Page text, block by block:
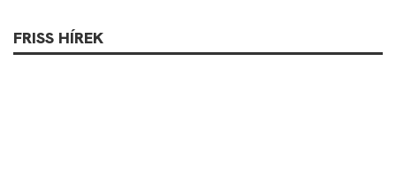
FRISS HÍREK